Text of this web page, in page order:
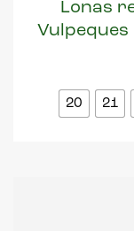
Lonas
Vulpeques
20 21